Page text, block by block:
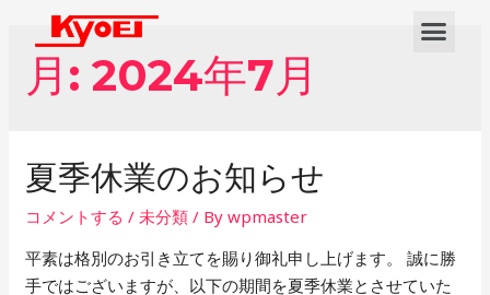
月:2024年7月
夏季休業のお知らせ
コメントする /未分類 / Bywpmaster
平素は格別のお引き立てを賜り御礼申し上げます。 誠に勝
手ではございますが、以下の期間を夏季休業とさせていた